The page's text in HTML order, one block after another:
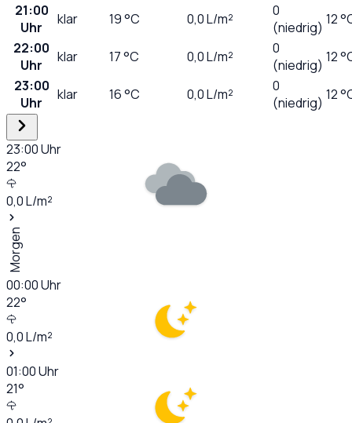
21:00
Uhr
klar 19°C 0,0L/m²
0
(niedrig) 12
22:00
Uhr
klar 17°C 0,0L/m²
0
(niedrig) 12
23:00
Uhr
klar 16°C 0,0L/m²
0
(niedrig) 12
23:00Uhr
22°
0,0L/m²
Morgen
00:00Uhr
22°
0,0L/m²
01:00Uhr
21°